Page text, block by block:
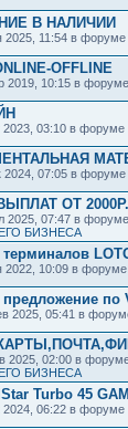
В НАЛИЧИИ
2025, 11:54 в форуме
OFFLINE
2019, 10:15 в форуме
2023, 03:10 в форуме
2024, 07:05 в форуме
ОТ 2000Р.
2025, 07:47 в форуме
БИЗНЕСА
2022, 10:09 в форуме
предложение по
2025, 05:41 в
2025, 02:00 в
БИЗНЕСА
Turbo 45
2024, 06:22 в форуме